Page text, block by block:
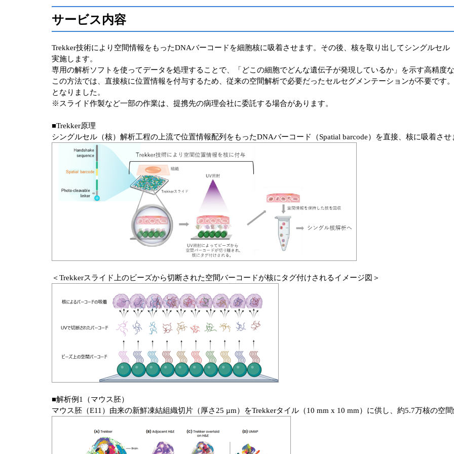
サービス内容
Trekker技術により空間情報をもったDNAバーコードを細胞核に吸着させます。その後、核を取り出してシングルセ
実施します。
専用の解析ソフトを使ってデータを処理することで、「どこの細胞でどんな遺伝子が発現しているか」を示す高精度
この方法では、直接核に位置情報を付与するため、従来の空間解析で必要だったセルセグメンテーションが不要です
となりました。
※スライド作製など一部の作業は、提携先の病理会社に委託する場合があります。
■Trekker原理
シングルセル（核）解析工程の上流で位置情報配列をもったDNAバーコード（Spatial barcode）を直接、核に吸着させ
＜Trekkerスライド上のビーズから切断された空間バーコードが核にタグ付けされるイメージ図＞
■解析例1（マウス胚）
マウス胚（E11）由来の新鮮凍結組織切片（厚さ25 µm）をTrekkerタイル（10 mm x 10 mm）に供し、約5.7万核の空間